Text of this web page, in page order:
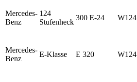
Mercedes-
Benz
124
Stufenheck
300 E-24 W124
Mercedes-
Benz
E-Klasse E 320 W124